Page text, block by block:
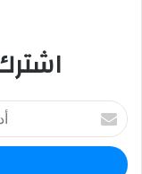
أ
د
خ
ل